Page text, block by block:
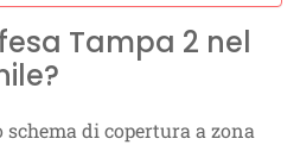
Tampa 2 nel
schema di copertura a zona